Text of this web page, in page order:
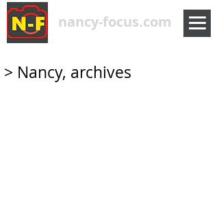
nancy-focus.com
> Nancy, archives